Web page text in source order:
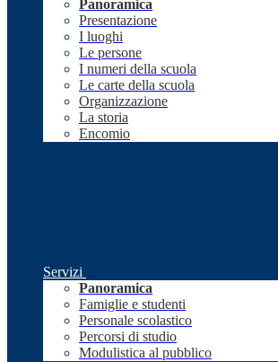
Panoramica
Presentazione
I luoghi
Le persone
I numeri della scuola
Le carte della scuola
Organizzazione
La storia
Encomio
Servizi
Panoramica
Famiglie e studenti
Personale scolastico
Percorsi di studio
Modulistica al pubblico